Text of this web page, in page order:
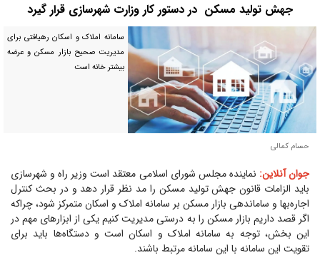
جهش تولید مسکن در دستور کار وزارت شهرسازی قرار گیرد
سامانه املاک و اسکان رهیافتی برای
مدیریت صحیح بازار مسکن و عرضه
بیشتر خانه است
حسام کمالی
جوان آنلاین: نماینده مجلس شورای اسلامی معتقد است وزیر راه و شهرسازی
باید الزامات قانون جهش تولید مسکن را مد نظر قرار دهد و در بحث کنترل
اجاره‌بها و ساماندهی بازار مسکن بر سامانه املاک و اسکان متمرکز شود، چراکه
اگر قصد داریم بازار مسکن را به درستی مدیریت کنیم یکی از ابزار‌های مهم در
این بخش، توجه به سامانه املاک و اسکان است و دستگاه‌ها باید برای
تقویت این سامانه با این سامانه مرتبط باشند.